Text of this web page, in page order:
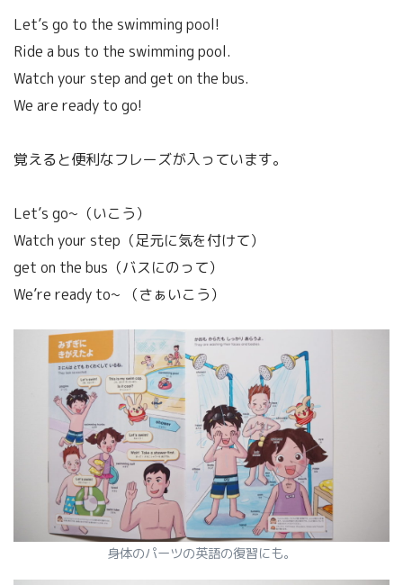
Let’s go to the swimming pool!
Ride a bus to the swimming pool.
Watch your step and get on the bus.
We are ready to go!
覚えると便利なフレーズが入っています。
Let’s go~（いこう）
Watch your step（足元に気を付けて）
get on the bus（バスにのって）
We’re ready to~ （さぁいこう）
身体のパーツの英語の復習にも。